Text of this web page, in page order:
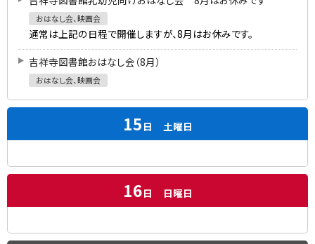
おはなし会、映画会
通常は上記の日程で開催しますが、8月はお休みです。
吉祥寺図書館おはなし会（8月）
おはなし会、映画会
15 日 土曜日
16日 日曜日